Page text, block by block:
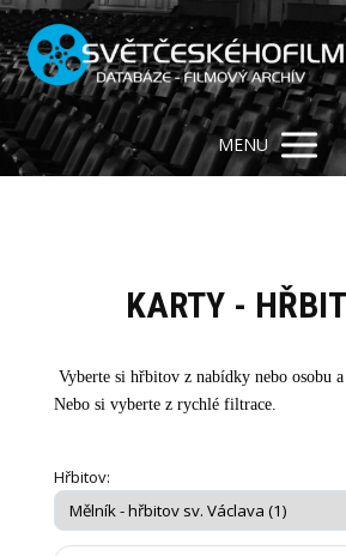
MENU
KARTY -
Vyberte si hřbitov z nabídky nebo osobu
Nebo si vyberte z rychlé filtrace.
Hřbitov: